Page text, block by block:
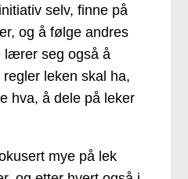
selv, finne på
og å følge andres
lærer seg også å
leken skal ha,
hva, å dele på leker
mye på lek